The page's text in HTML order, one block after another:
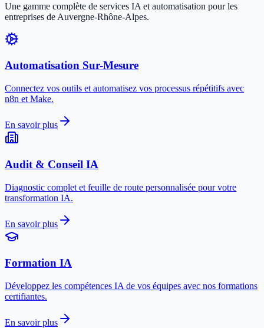
Une gamme complète de services IA et automatisation pour les
entreprises de Auvergne-Rhône-Alpes.
Automatisation Sur-Mesure
Connectez vos outils et automatisez vos processus répétitifs avec
n8n et Make.
En savoir plus
Audit & Conseil IA
Diagnostic complet et feuille de route personnalisée pour votre
transformation IA.
En savoir plus
Formation IA
Développez les compétences IA de vos équipes avec nos formations
certifiantes.
En savoir plus